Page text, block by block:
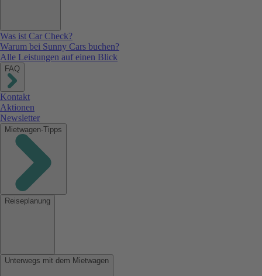
Was ist Car Check?
Warum bei Sunny Cars buchen?
Alle Leistungen auf einen Blick
FAQ
Kontakt
Aktionen
Newsletter
Mietwagen-Tipps
Reiseplanung
Unterwegs mit dem Mietwagen